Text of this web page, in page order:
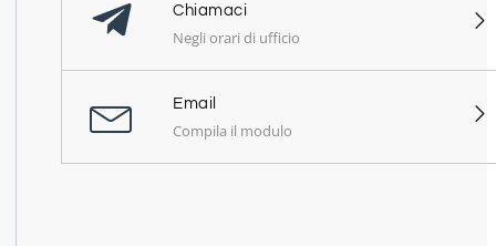
Chiamaci
Negli orari di ufficio
Email
Compila il modulo